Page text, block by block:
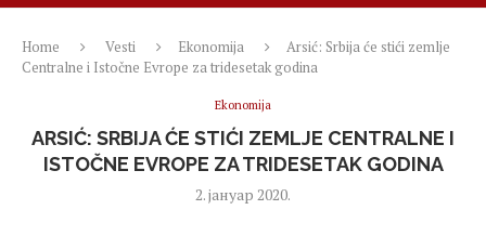
Home Vesti Ekonomija
Arsić: Srbija će stići zemlje
Centralne i Istočne Evrope za tridesetak godina
Ekonomija
ARSIĆ: SRBIJA ĆE STIĆI ZEMLJE CENTRALNE I
ISTOČNE EVROPE ZA TRIDESETAK GODINA
2. јануар 2020.